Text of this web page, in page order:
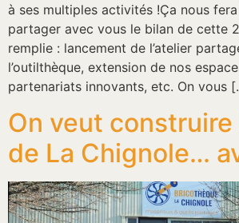
à ses multiples activités !Ça nous
partager avec vous le bilan de cette
remplie : lancement de l’atelier
l’outilthèque, extension de nos
partenariats innovants, etc. On vous
On veut construire
de La Chignole…